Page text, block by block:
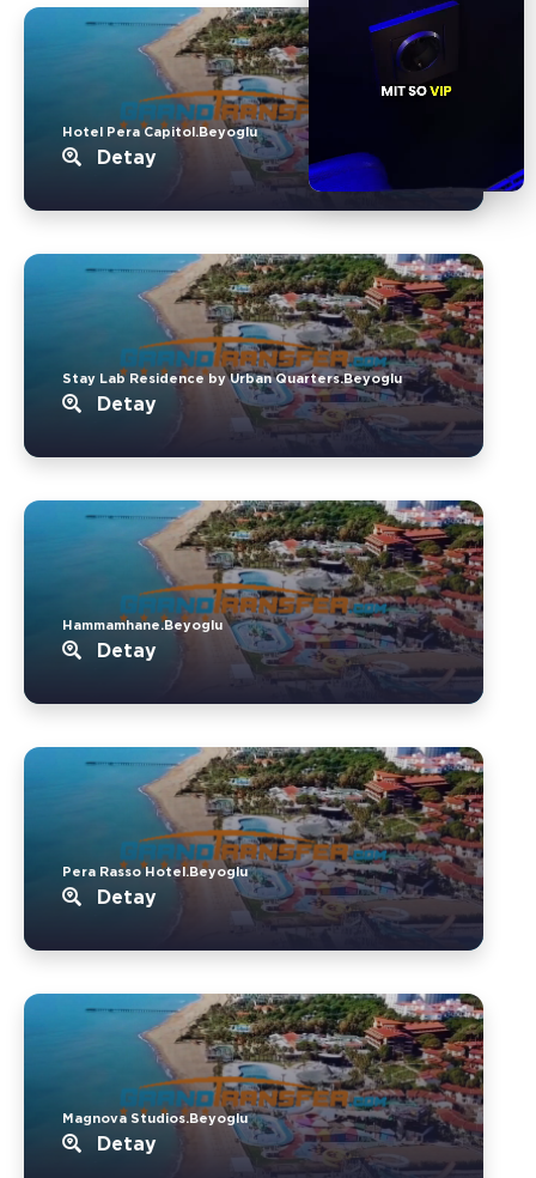
Hotel Pera Capitol.Beyoglu
Detay
Stay Lab Residence by Urban Quarters.Beyoglu
Detay
Hammamhane.Beyoglu
Detay
Pera Rasso Hotel.Beyoglu
Detay
Magnova Studios.Beyoglu
Detay